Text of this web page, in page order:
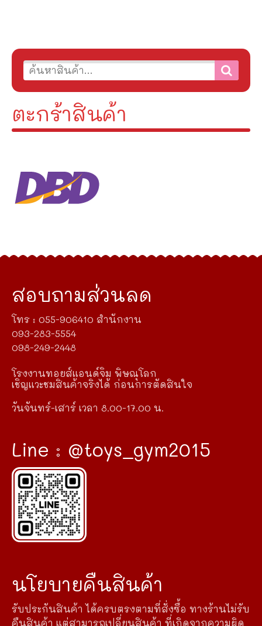
ตะกร้าสินค้า
สอบถามส่วนลด
โทร : 055-906410 สำนักงาน
093-283-5554
098-249-2448
โรงงานทอยส์แอนด์จิม พิษณุโลก
เชิญแวะชมสินค้าจริงได้ ก่อนการตัดสินใจ
วันจันทร์-เสาร์ เวลา 8.00-17.00 น.
Line : @toys_gym2015
นโยบายคืนสินค้า
รับประกันสินค้า ได้ครบตรงตามที่สั่งซื้อ ทางร้านไม่รับ
คืนสินค้า แต่สามารถเปลี่ยนสินค้า ที่เกิดจากความผิด